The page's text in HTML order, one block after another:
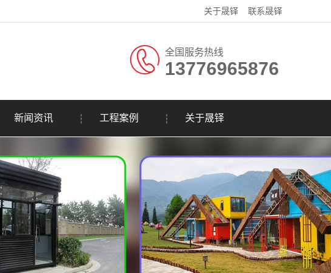
关于晟铎 联系晟铎
全国服务热线
13776965876
新闻资讯 工程案例 关于晟铎